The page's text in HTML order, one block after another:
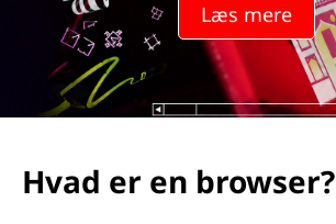
Læs mere
Hvad er en browser?